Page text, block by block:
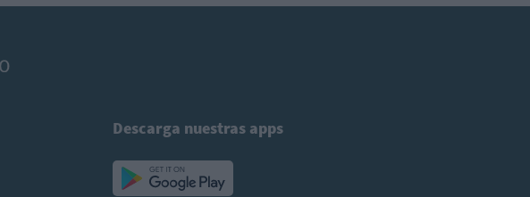
Descarga nuestras apps